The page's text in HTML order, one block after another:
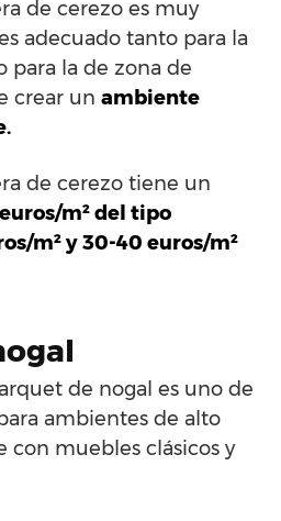
de cerezo es muy
adecuado tanto para la
para la de zona de
crear un ambiente
de cerezo tiene un
m² del tipo
m² y 30-40 euros/m²
de nogal es uno de
ambientes de alto
con muebles clásicos y